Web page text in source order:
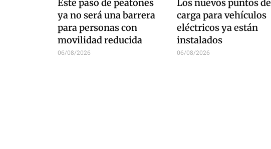
Este paso de peatones
ya no será una barrera
para personas con
movilidad reducida
06/08/2026
Los nuevos puntos de
carga para vehículos
eléctricos ya están
instalados
06/08/2026